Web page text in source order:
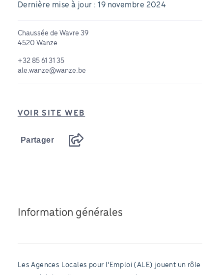
Dernière mise à jour : 19 novembre 2024
Chaussée de Wavre 39
4520 Wanze
+32 85 61 31 35
ale.wanze@wanze.be
VOIR SITE WEB
Partager
Information générales
Les Agences Locales pour l'Emploi (ALE) jouent un rôle